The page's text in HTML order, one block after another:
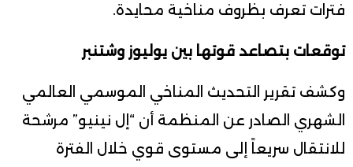
فترات تعرف بظروف مناخية محايدة.
توقعات بتصاعد قوتها بين يوليوز وشتنبر
وكشف تقرير التحديث المناخي الموسمي العالمي
الشهري الصادر عن المنظمة أن “إل نينيو” مرشحة
للانتقال سريعاً إلى مستوى قوي خلال الفترة